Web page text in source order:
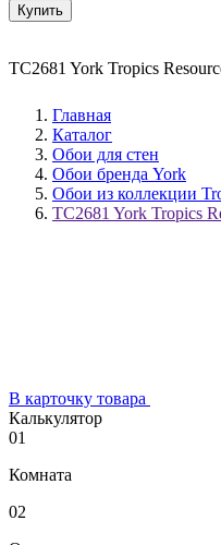
Купить
TC2681 York Tropics
Главная
Каталог
Обои для стен
Обои бренда York
Обои из коллекции
TC2681 York Tropics
В карточку товара
Калькулятор
01
Комната
02